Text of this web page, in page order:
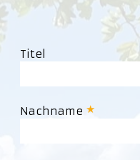
Titel
Nachname